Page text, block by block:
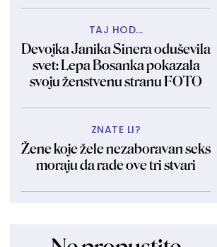
TAJ HOD...
Devojka Janika Sinera oduševila
svet: Lepa Bosanka pokazala
svoju ženstvenu stranu FOTO
ZNATE LI?
Žene koje žele nezaboravan seks
moraju da rade ove tri stvari